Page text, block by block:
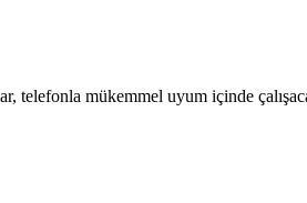
telefonla mükemmel uyum içinde